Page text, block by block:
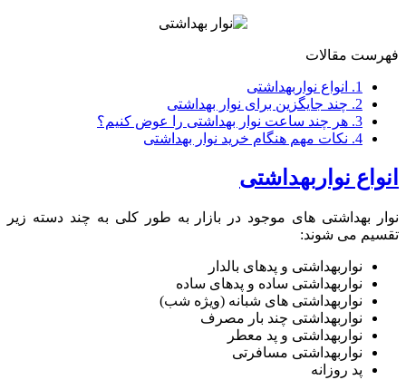
فهرست مقالات
1.
انواع نواربهداشتی
2. چند جایگزین برای نوار بهداشتی
3. هر چند ساعت نوار بهداشتی را عوض کنیم؟
4. نکات مهم هنگام خرید نوار بهداشتی
انواع نواربهداشتی
نوار بهداشتی ‌های موجود در بازار به ‌طور کلی به چند دسته زیر
تقسیم می شوند:
نواربهداشتی و پدهای بالدار
نواربهداشتی ساده و پدهای ساده
نواربهداشتی‌ های شبانه (ویژه شب)
نواربهداشتی چند بار مصرف
نواربهداشتی و پد معطر
نواربهداشتی مسافرتی
پد روزانه